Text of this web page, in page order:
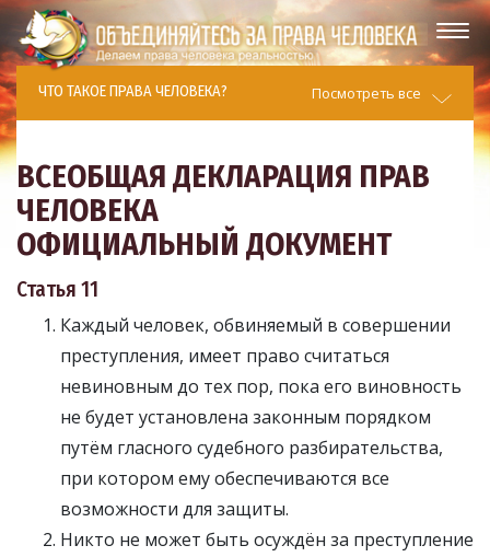
ЧТО ТАКОЕ ПРАВА ЧЕЛОВЕКА? Посмотреть все
ВСЕОБЩАЯ ДЕКЛАРАЦИЯ ПРАВ
ЧЕЛОВЕКА
ОФИЦИАЛЬНЫЙ ДОКУМЕНТ
Статья 11
Каждый человек, обвиняемый в совершении
преступления, имеет право считаться
невиновным до тех пор, пока его виновность
не будет установлена законным порядком
путём гласного судебного разбирательства,
при котором ему обеспечиваются все
возможности для защиты.
Никто не может быть осуждён за преступление